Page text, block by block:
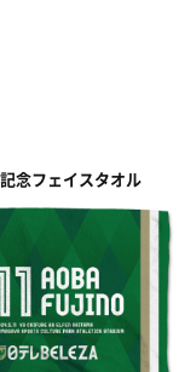
念フェイスタオル